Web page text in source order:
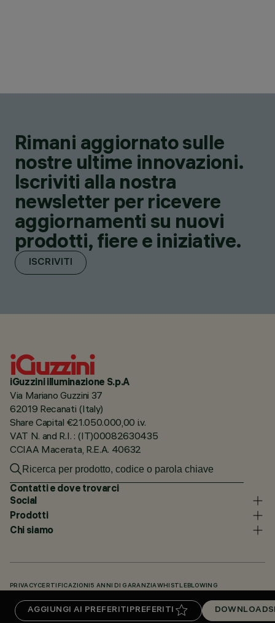
AGGIUNGI AI PREFERITI PREFERITI DOWNLOADS
Rimani aggiornato sulle
nostre ultime innovazioni.
Iscriviti alla nostra
newsletter per ricevere
aggiornamenti su nuovi
prodotti, fiere e iniziative.
ISCRIVITI
iGuzzini illuminazione S.p.A
Via Mariano Guzzini 37
62019 Recanati (Italy)
Share Capital €21.050.000,00 i.v.
VAT N. and R.I. : (IT)00082630435
CCIAA Macerata, R.E.A. 40632
Contatti e dove trovarci
Social
Prodotti
Chi siamo
PRIVACY CERTIFICAZIONI 5 ANNI DI GARANZIAWHISTLEBLOWING
KNOWLEDGE BASE (LOGIN NECESSARIO)DOWNLOADS